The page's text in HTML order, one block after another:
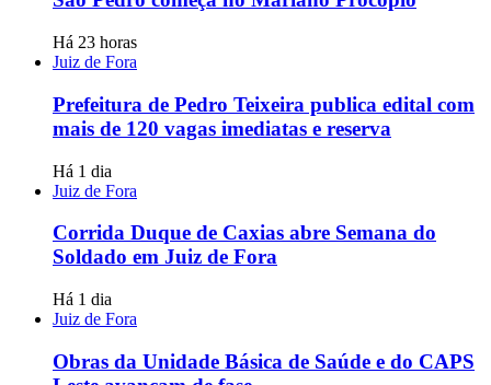
Há 23 horas
Juiz de Fora
Prefeitura de Pedro Teixeira publica edital com
mais de 120 vagas imediatas e reserva
Há 1 dia
Juiz de Fora
Corrida Duque de Caxias abre Semana do
Soldado em Juiz de Fora
Há 1 dia
Juiz de Fora
Obras da Unidade Básica de Saúde e do CAPS